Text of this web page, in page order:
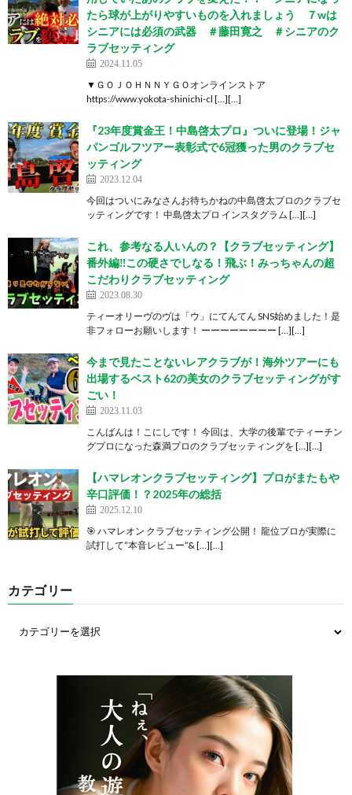
たら球が上がりやすいものを入れましょう ７wは
シニアには必須の武器 ＃藤田寛之 ＃シニアのク
ラブセッティング
2024.11.05
▼ＧＯＪＯＨＮＮＹＧＯオンラインストア
https://www.yokota-shinichi-cl […][…]
『23年度賞金王！中島啓太プロ』ついに登場！ジャ
パンゴルフツアー表彰式で6冠獲った男のクラブセ
ッティング
2023.12.04
今回はついにみなさんお待ちかねの中島啓太プロのクラブセ
ッティングです！ 中島啓太プロ インスタグラム […][…]
これ、参考なる人いんの？【クラブセッティング】
番外編‼️この硬さでしなる！飛ぶ！みっちゃんの超
こだわりクラブセッティング
2023.08.30
ティーオリーヴのヴは「ウ」にてんてん SNS始めました！是
非フォローお願いします！ ーーーーーーーー […][…]
今まで見たことないレアクラブが！海外ツアーにも
出場するベスト62の美女のクラブセッティングがす
ごい！
2023.11.03
こんばんは！こにしです！ 今回は、大学の後輩でティーチン
グプロになった森満プロのクラブセッティングを […][…]
【ハマレオンクラブセッティング】プロがまたもや
辛口評価！？2025年の総括
2025.12.10
🎯 ハマレオン クラブセッティング公開！ 龍位プロが実際に
試打して“本音レビュー”& […][…]
カテゴリー